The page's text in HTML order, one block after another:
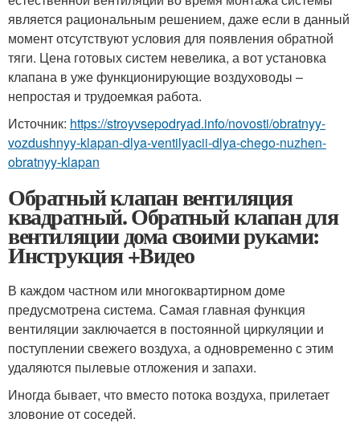
является рациональным решением, даже если в данный
момент отсутствуют условия для появления обратной
тяги. Цена готовых систем невелика, а вот установка
клапана в уже функционирующие воздуховоды –
непростая и трудоемкая работа.
Источник: https://stroyvsepodryad.info/novosti/obratnyy-
vozdushnyy-klapan-dlya-ventilyacii-dlya-chego-nuzhen-
obratnyy-klapan
Обратный клапан вентиляция
квадратный. Обратный клапан для
вентиляции дома своими руками:
Инструкция +Видео
В каждом частном или многоквартирном доме
предусмотрена система. Самая главная функция
вентиляции заключается в постоянной циркуляции и
поступлении свежего воздуха, а одновременно с этим
удаляются пылевые отложения и запахи.
Иногда бывает, что вместо потока воздуха, прилетает
зловоние от соседей.